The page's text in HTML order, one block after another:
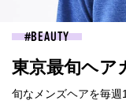
BEAUTY
東京最旬ヘア
旬なメンズヘアを毎